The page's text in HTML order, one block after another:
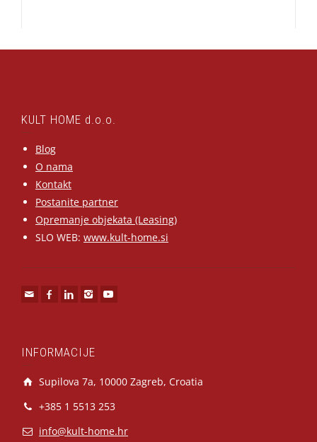
KULT HOME d.o.o.
Blog
O nama
Kontakt
Postanite partner
Opremanje objekata (Leasing)
SLO WEB: www.kult-home.si
INFORMACIJE
Supilova 7a, 10000 Zagreb, Croatia
+385 1 5513 253
info@kult-home.hr